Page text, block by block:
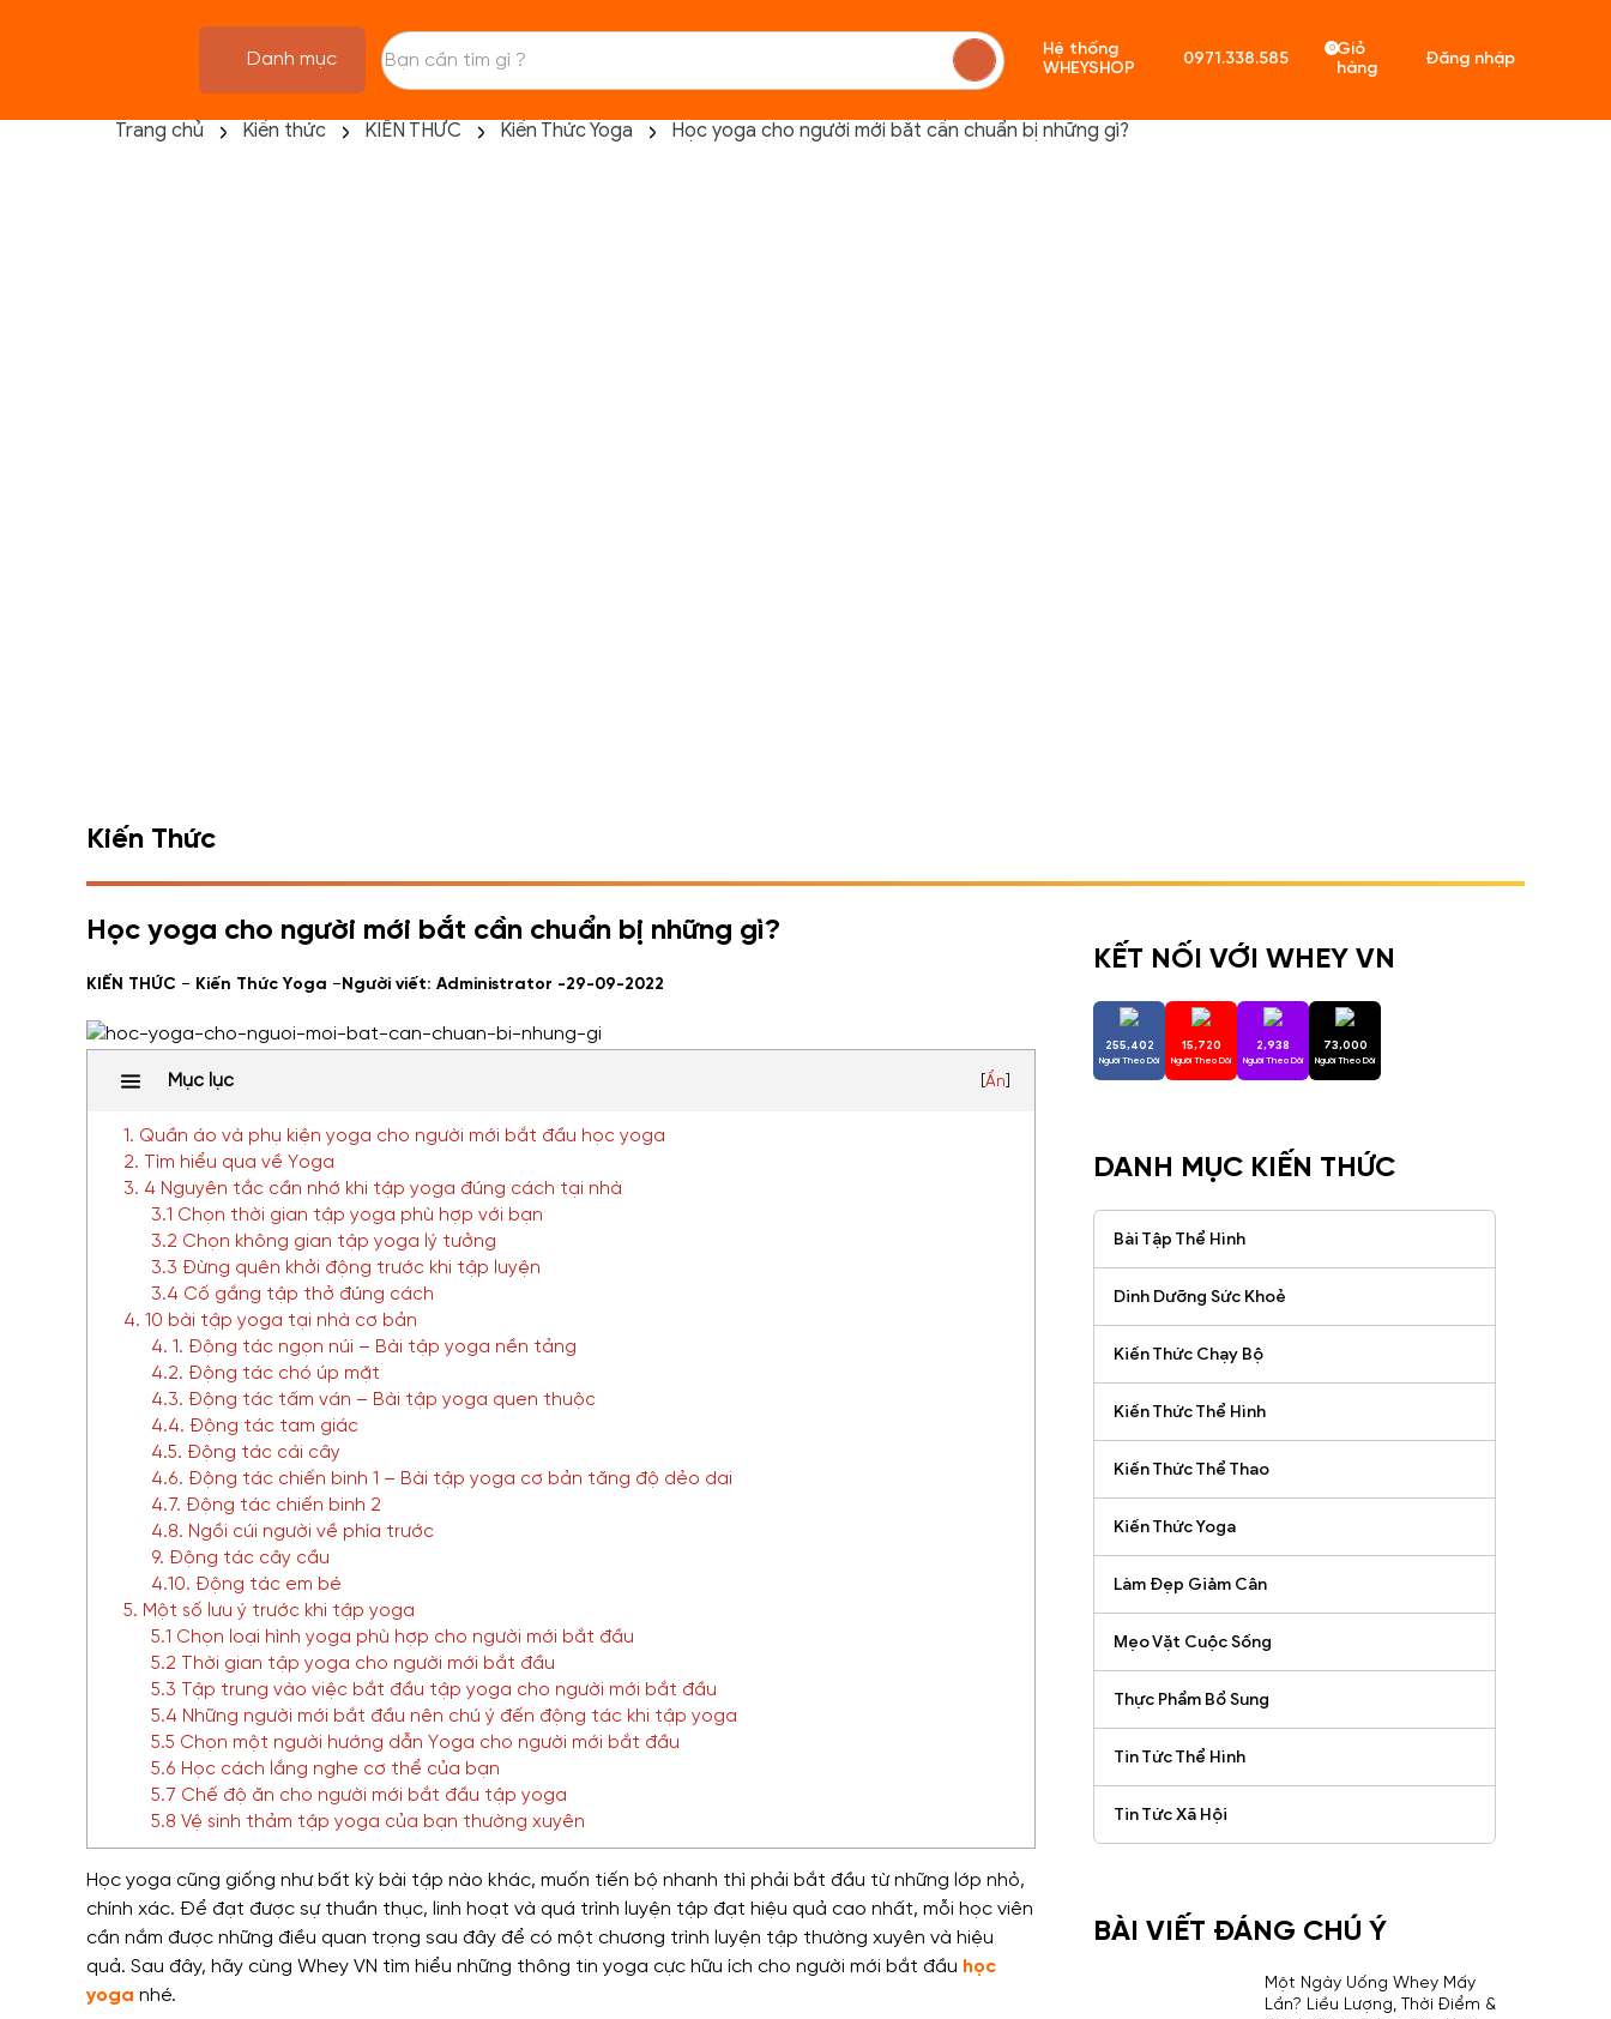
Danh mục
Hệ thống
WHEYSHOP
0971.338.585
0Giỏ
hàng
Đăng nhập
Trang chủ Kiến thức KIẾN THỨC Kiến Thức Yoga Học yoga cho người mới bắt cần chuẩn bị những gì?
Kiến Thức
Học yoga cho người mới bắt cần chuẩn bị những gì?
KIẾN THỨC - Kiến Thức Yoga -Người viết: Administrator -29-09-2022
Mục lục Ẩn
1. Quần áo và phụ kiện yoga cho người mới bắt đầu học yoga
2. Tìm hiểu qua về Yoga
3. 4 Nguyên tắc cần nhớ khi tập yoga đúng cách tại nhà
3.1 Chọn thời gian tập yoga phù hợp với bạn
3.2 Chọn không gian tập yoga lý tưởng
3.3 Đừng quên khởi động trước khi tập luyện
3.4 Cố gắng tập thở đúng cách
4. 10 bài tập yoga tại nhà cơ bản
4. 1. Động tác ngọn núi – Bài tập yoga nền tảng
4.2. Động tác chó úp mặt
4.3. Động tác tấm ván – Bài tập yoga quen thuộc
4.4. Động tác tam giác
4.5. Động tác cái cây
4.6. Động tác chiến binh 1 – Bài tập yoga cơ bản tăng độ dẻo dai
4.7. Động tác chiến binh 2
4.8. Ngồi cúi người về phía trước
9. Động tác cây cầu
4.10. Động tác em bé
5. Một số lưu ý trước khi tập yoga
5.1 Chọn loại hình yoga phù hợp cho người mới bắt đầu
5.2 Thời gian tập yoga cho người mới bắt đầu
5.3 Tập trung vào việc bắt đầu tập yoga cho người mới bắt đầu
5.4 Những người mới bắt đầu nên chú ý đến động tác khi tập yoga
5.5 Chọn một người hướng dẫn Yoga cho người mới bắt đầu
5.6 Học cách lắng nghe cơ thể của bạn
5.7 Chế độ ăn cho người mới bắt đầu tập yoga
5.8 Vệ sinh thảm tập yoga của bạn thường xuyên
Học yoga cũng giống như bất kỳ bài tập nào khác, muốn tiến bộ nhanh thì phải bắt đầu từ những lớp nhỏ,
chính xác. Để đạt được sự thuần thục, linh hoạt và quá trình luyện tập đạt hiệu quả cao nhất, mỗi học viên
cần nắm được những điều quan trọng sau đây để có một chương trình luyện tập thường xuyên và hiệu
quả. Sau đây, hãy cùng Whey VN tìm hiểu những thông tin yoga cực hữu ích cho người mới bắt đầu học
yoga nhé.
KẾT NỐI VỚI WHEY VN
255,402
Người Theo Dõi
15,720
Người Theo Dõi
2,938
Người Theo Dõi
73,000
Người Theo Dõi
DANH MỤC KIẾN THỨC
Bài Tập Thể Hình
Dinh Dưỡng Sức Khoẻ
Kiến Thức Chạy Bộ
Kiến Thức Thể Hình
Kiến Thức Thể Thao
Kiến Thức Yoga
Làm Đẹp Giảm Cân
Mẹo Vặt Cuộc Sống
Thực Phẩm Bổ Sung
Tin Tức Thể Hình
Tin Tức Xã Hội
BÀI VIẾT ĐÁNG CHÚ Ý
Một Ngày Uống Whey Mấy
Lần? Liều Lượng, Thời Điểm &